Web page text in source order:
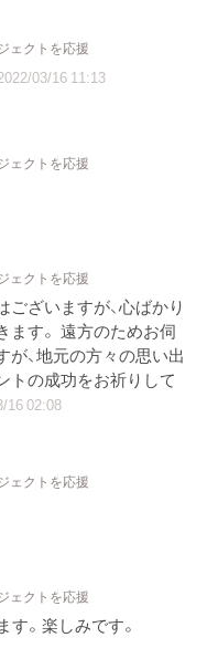
ェクトを応援
03/16 11:13
ェクトを応援
ェクトを応援
ざいますが、心ばかり
ます。 遠方のためお伺
、地元の方々の思い出
トの成功をお祈りして
16 02:08
ェクトを応援
ェクトを応援
。楽しみです。